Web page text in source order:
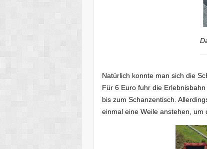
Natürlich konnte man sich die
Für 6 Euro fuhr die
bis zum Schanzentisch.
einmal eine Weile anstehen, um